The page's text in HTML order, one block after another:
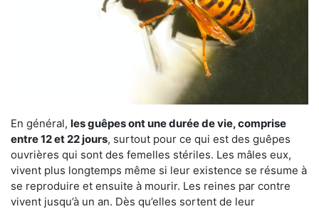
En général, les guêpes ont une durée de vie, comprise
entre 12 et 22 jours, surtout pour ce qui est des guêpes
ouvrières qui sont des femelles stériles. Les mâles eux,
vivent plus longtemps même si leur existence se résume à
se reproduire et ensuite à mourir. Les reines par contre
vivent jusqu’à un an. Dès qu’elles sortent de leur